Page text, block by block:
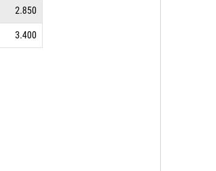
2.850
3.400